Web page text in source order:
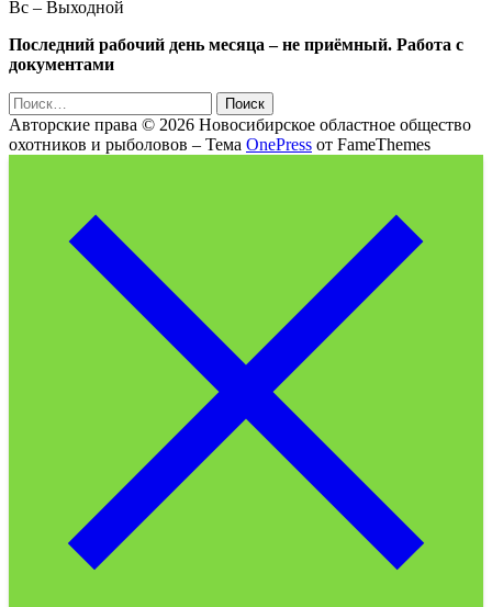
Вс – Выходной
Последний рабочий день месяца – не приёмный. Работа с
документами
Найти:
Авторские права © 2026 Новосибирское областное общество
охотников и рыболовов – Тема OnePress от FameThemes